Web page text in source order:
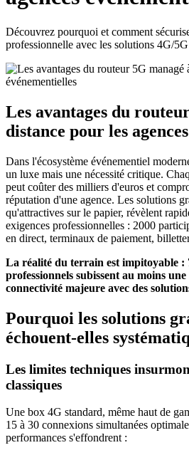
Découvrez pourquoi et comment
professionnelle avec les solutions 4G/
Les avantages du
distance pour les
Dans l'écosystème événementiel
un luxe mais une nécessité critique.
peut coûter des milliers d'euros et
réputation d'une agence. Les solutions
qu'attractives sur le papier, révèlent
exigences professionnelles : 2000
en direct, terminaux de paiement,
La réalité du terrain est impitoyable :
professionnels subissent au moins
connectivité majeure avec des
Pourquoi les solutions
échouent-elles
Les limites techniques
classiques
Une box 4G standard, même haut de
15 à 30 connexions simultanées
performances s'effondrent :